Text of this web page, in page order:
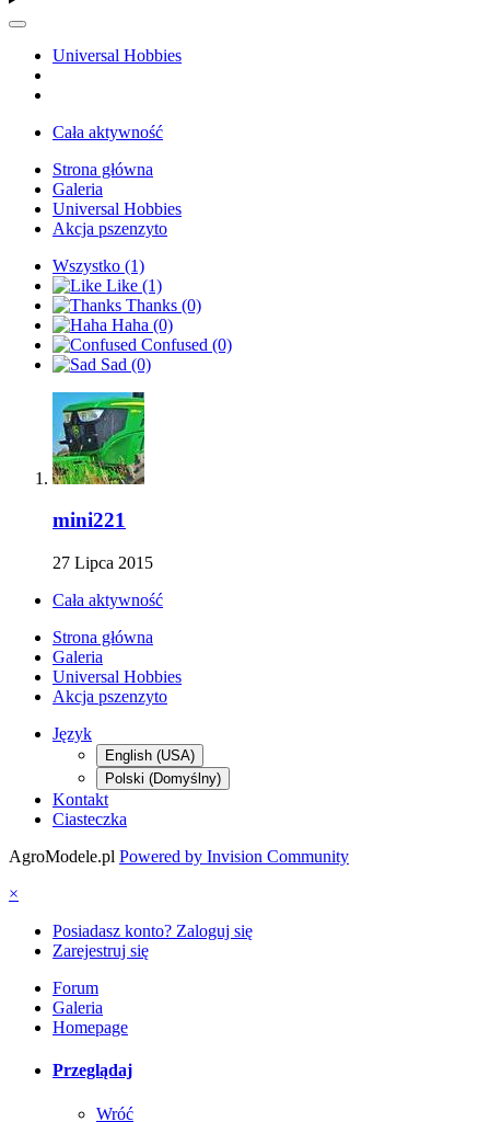
Universal Hobbies
Cała aktywność
Strona główna
Galeria
Universal Hobbies
Akcja pszenzyto
Wszystko (1)
Like (1)
Thanks (0)
Haha (0)
Confused (0)
Sad (0)
mini221
27 Lipca 2015
Cała aktywność
Strona główna
Galeria
Universal Hobbies
Akcja pszenzyto
Język
English (USA)
Polski (Domyślny)
Kontakt
Ciasteczka
AgroModele.pl Powered by Invision Community
×
Posiadasz konto? Zaloguj się
Zarejestruj się
Forum
Galeria
Homepage
Przeglądaj
Wróć